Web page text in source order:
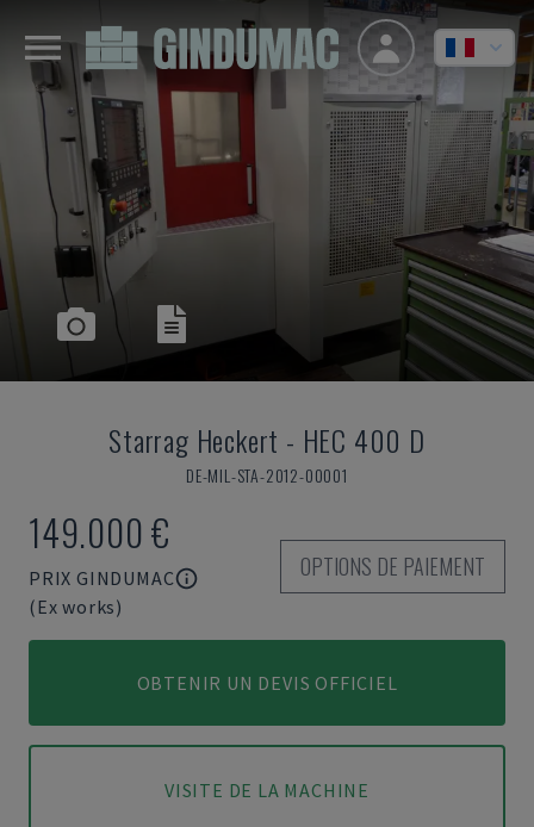
Starrag Heckert - HEC 400 D
DE-MIL-STA-2012-00001
149.000 €
PRIX GINDUMAC
(Ex works)
OPTIONS DE PAIEMENT
OBTENIR UN DEVIS OFFICIEL
VISITE DE LA MACHINE